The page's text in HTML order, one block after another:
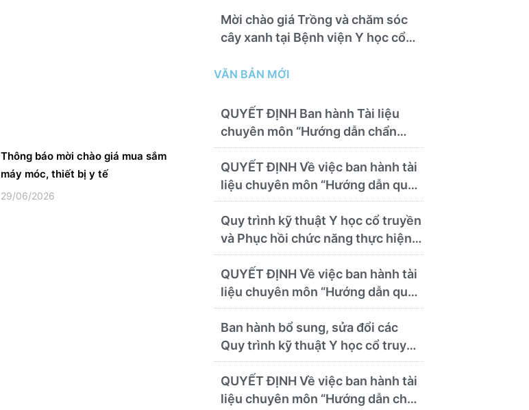
Thông báo mời chào giá mua sắm
máy móc, thiết bị y tế
29/06/2026
Mời chào giá Trồng và chăm sóc
cây xanh tại Bệnh viện Y học cổ
Nhơn năm 2026 ( PL bản Danh
theo)
VĂN BẢN MỚI
QUYẾT ĐỊNH Ban hành Tài liệu
chuyên môn “Hướng dẫn chẩn
đoán và điều trị các bệnh thường
gặp tại Bệnh viện Y học cổ truyền
và Phục hồi chức năng Quy Nhơn”
QUYẾT ĐỊNH Về việc ban hành tài
liệu chuyên môn “Hướng dẫn quy
trình kỹ thuật về chẩn đoán hình
ảnh thuộc chương Điện quang”
Quy trình kỹ thuật Y học cổ truyền
và Phục hồi chức năng thực hiện
tại Bệnh viện
QUYẾT ĐỊNH Về việc ban hành tài
liệu chuyên môn “Hướng dẫn quy
trình kỹ thuật chuyên ngành y học
cổ truyền”
Ban hành bổ sung, sửa đổi các
Quy trình kỹ thuật Y học cổ truyền
và Phục hồi chức năng thực hiện
tại Bệnh viện
QUYẾT ĐỊNH Về việc ban hành tài
liệu chuyên môn “Hướng dẫn chẩn